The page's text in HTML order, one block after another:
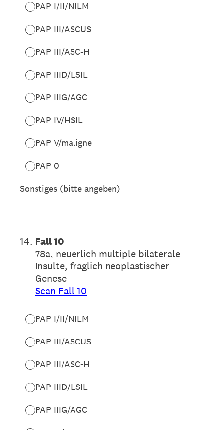
PAP I/II/NILM
PAP III/ASCUS
PAP III/ASC-H
PAP IIID/LSIL
PAP IIIG/AGC
PAP IV/HSIL
PAP V/maligne
PAP 0
Sonstiges (bitte angeben)
14. Fall 10
78a, neuerlich multiple bilaterale
Insulte, fraglich neoplastischer
Genese
Scan Fall 10
PAP I/II/NILM
PAP III/ASCUS
PAP III/ASC-H
PAP IIID/LSIL
PAP IIIG/AGC